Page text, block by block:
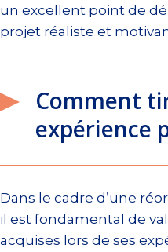
un excellent point de
projet réaliste et
Comment
expérience
Dans le cadre d’une
il est fondamental de
acquises lors de ses